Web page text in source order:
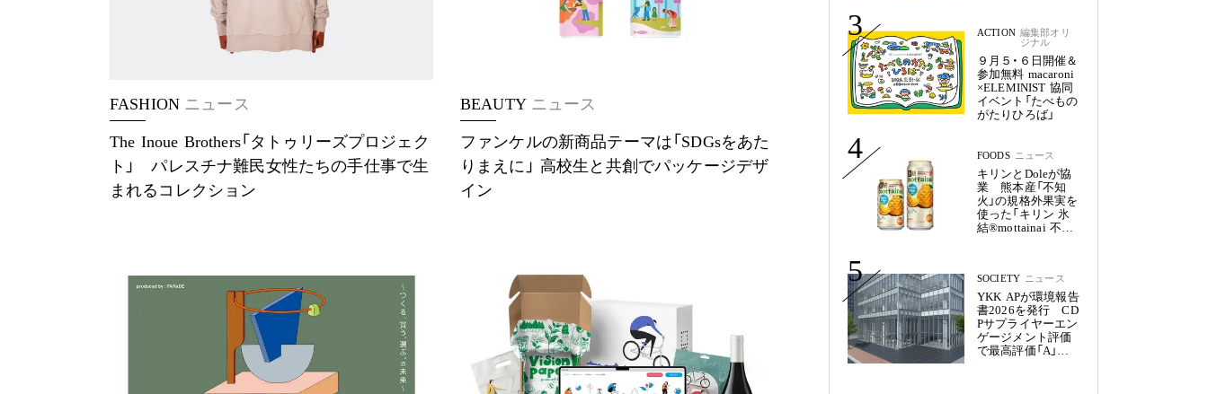
FASHION ニュース
The Inoue Brothers「タトゥリーズプロジェク
ト」 パレスチナ難民女性たちの手仕事で生
まれるコレクション
BEAUTY ニュース
ファンケルの新商品テーマは「SDGsをあた
りまえに」 高校生と共創でパッケージデザ
イン
3 ACTION 編集部オリ
ジナル
９月５・６日開催＆
参加無料 macaroni
×ELEMINIST 協同
イベント「たべもの
がたりひろば」
4 FOODS ニュース
キリンとDoleが協
業 熊本産「不知
火」の規格外果実を
使った「キリン 氷
結®mottainai 不知
5 SOCIETY ニュース
YKK APが環境報告
書2026を発行 CD
Pサプライヤーエン
ゲージメント評価
で最高評価「A」を